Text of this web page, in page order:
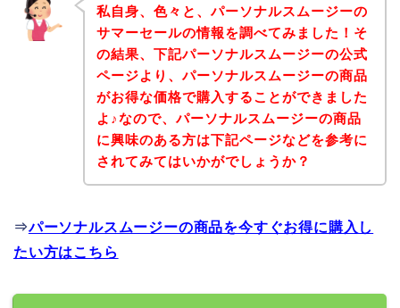
私自身、色々と、パーソナルスムージーの
サマーセールの情報を調べてみました！そ
の結果、下記パーソナルスムージーの公式
ページより、パーソナルスムージーの商品
がお得な価格で購入することができました
よ♪なので、パーソナルスムージーの商品
に興味のある方は下記ページなどを参考に
されてみてはいかがでしょうか？
⇒パーソナルスムージーの商品を今すぐお得に購入し
たい方はこちら